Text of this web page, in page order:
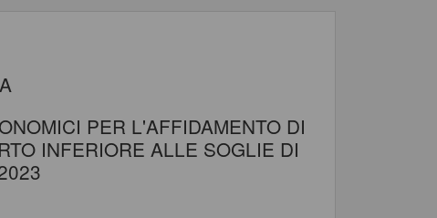
PER L'AFFIDAMENTO DI
INFERIORE ALLE SOGLIE DI